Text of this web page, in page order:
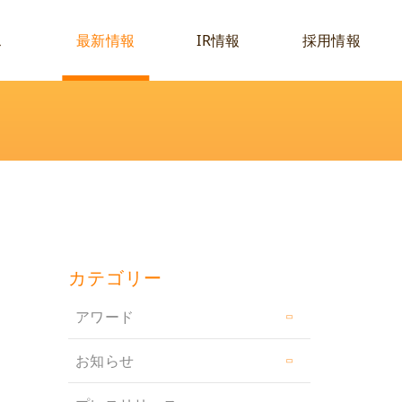
最新情報 IR情報 採用情報
カテゴリー
アワード
お知らせ